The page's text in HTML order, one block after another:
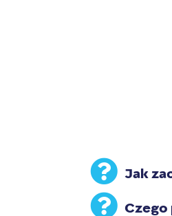
Jak
Czego